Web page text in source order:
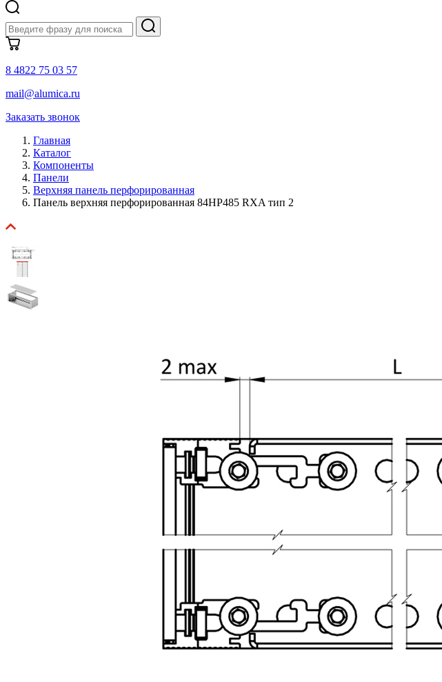
8 4822 75 03 57
mail@alumica.ru
Заказать звонок
Главная
Каталог
Компоненты
Панели
Верхняя панель перфорированная
Панель верхняя перфорированная 84HP485 RXA тип 2